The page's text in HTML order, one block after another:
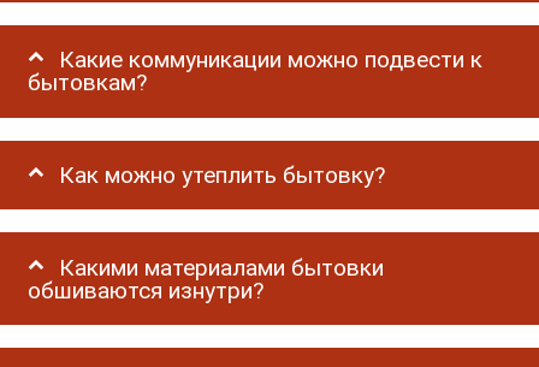
Какие коммуникации можно подвести к
бытовкам?
Как можно утеплить бытовку?
Какими материалами бытовки
обшиваются изнутри?